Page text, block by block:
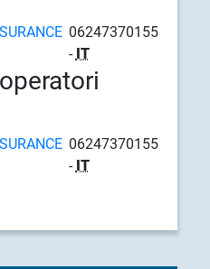
06247370155
- IT
06247370155
- IT